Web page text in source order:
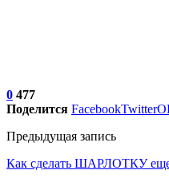
0 477
Поделится FacebookTwitter
Предыдущая запись
Как сделать ШАРЛОТКУ